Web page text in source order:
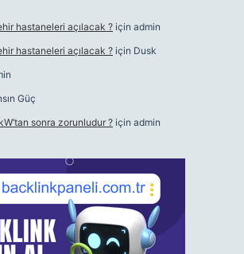
hastaneleri açılacak ? için admin
hastaneleri açılacak ? için Dusk
Güç
sonra zorunludur ? için admin